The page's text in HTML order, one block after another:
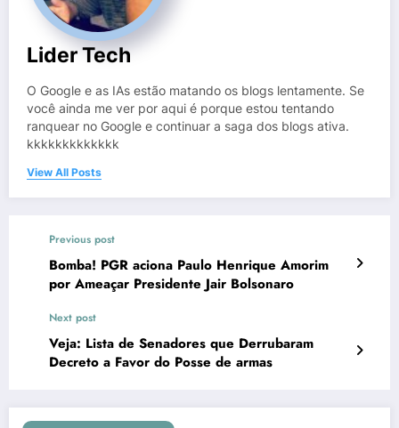
Lider Tech
O Google e as IAs estão matando os blogs lentamente. Se
você ainda me ver por aqui é porque estou tentando
ranquear no Google e continuar a saga dos blogs ativa.
kkkkkkkkkkkkk
View All Posts
Previous post
Bomba! PGR aciona Paulo Henrique Amorim
por Ameaçar Presidente Jair Bolsonaro
Next post
Veja: Lista de Senadores que Derrubaram
Decreto a Favor do Posse de armas